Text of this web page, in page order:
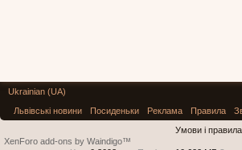
Ukrainian (UA)
Львівські новини
Посиденьки Реклама Правила
Умови і правила
XenForo add-ons by Waindigo™